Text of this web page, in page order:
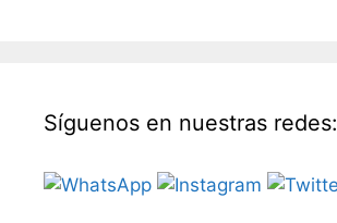
Síguenos en nuestras redes: